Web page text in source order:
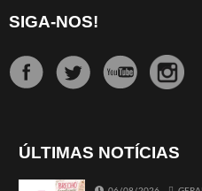
SIGA-NOS!
ÚLTIMAS NOTÍCIAS